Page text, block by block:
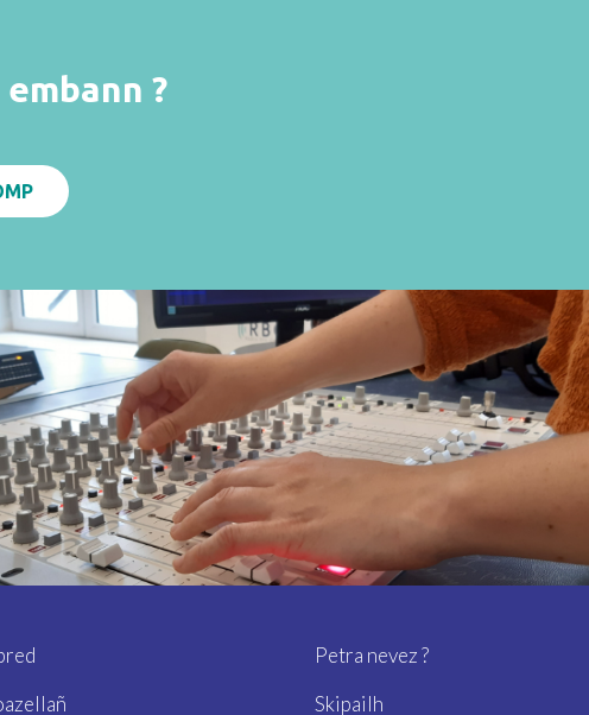
embann ?
Petra nevez ?
Skipailh